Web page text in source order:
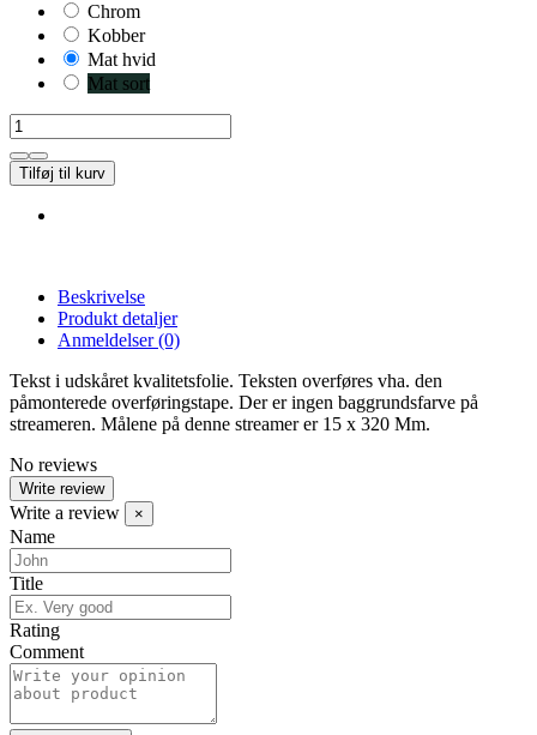
Chrom
Kobber
Mat hvid
Mat sort
Tilføj til kurv
Beskrivelse
Produkt detaljer
Anmeldelser (0)
Tekst i udskåret kvalitetsfolie. Teksten overføres vha. den
påmonterede overføringstape. Der er ingen baggrundsfarve på
streameren. Målene på denne streamer er 15 x 320 Mm.
No reviews
Write review
Write a review ×
Name
Title
Rating
Comment